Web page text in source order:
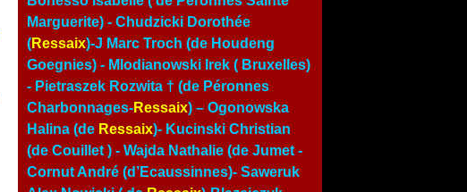
Marguerite) - Chudzicki Dorothée
(Ressaix)-J Marc Troch (de Houdeng
Goegnies) - Mlodianowski Irek ( Bruxelles)
- Pietraszek Rozwita † (de Péronnes
Charbonnages-Ressaix) – Ogonowska
Halina (de Ressaix)- Kucinski Christian
(de Couillet ) - Wajda Nathalie (de Jumet -
Cornut André (d’Ecaussinnes)- Saweruk